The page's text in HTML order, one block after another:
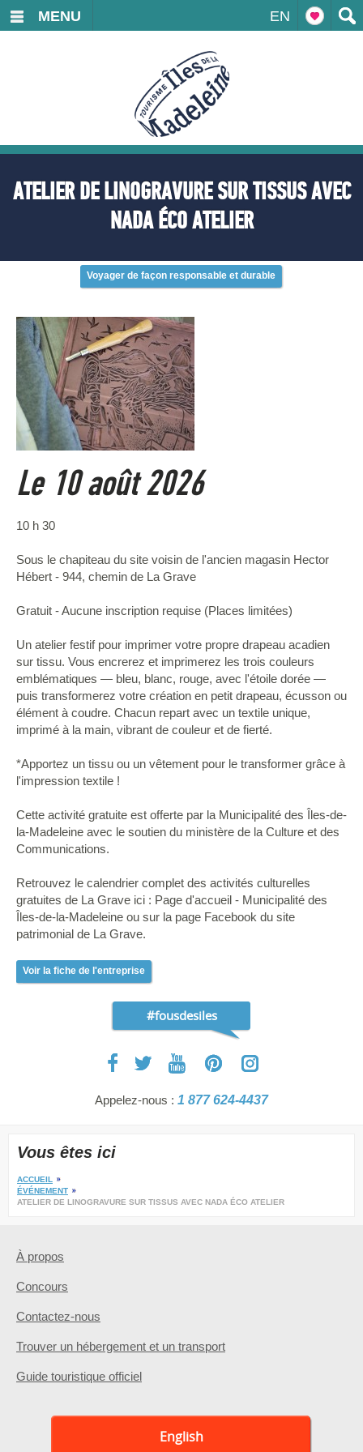
EN
MENU
ATELIER DE LINOGRAVURE SUR TISSUS AVEC
NADA ÉCO ATELIER
Voyager de façon responsable et durable
Le 10 août 2026
10 h 30
Sous le chapiteau du site voisin de l'ancien magasin Hector
Hébert - 944, chemin de La Grave
Gratuit - Aucune inscription requise (Places limitées)
Un atelier festif pour imprimer votre propre drapeau acadien
sur tissu. Vous encrerez et imprimerez les trois couleurs
emblématiques — bleu, blanc, rouge, avec l'étoile dorée —
puis transformerez votre création en petit drapeau, écusson ou
élément à coudre. Chacun repart avec un textile unique,
imprimé à la main, vibrant de couleur et de fierté.
*Apportez un tissu ou un vêtement pour le transformer grâce à
l'impression textile !
Cette activité gratuite est offerte par la Municipalité des Îles-de-
la-Madeleine avec le soutien du ministère de la Culture et des
Communications.
Retrouvez le calendrier complet des activités culturelles
gratuites de La Grave ici : Page d'accueil - Municipalité des
Îles-de-la-Madeleine ou sur la page Facebook du site
patrimonial de La Grave.
Voir la fiche de l'entreprise
#fousdesiles
Appelez-nous : 1 877 624-4437
Vous êtes ici
ACCUEIL
ÉVÉNEMENT
ATELIER DE LINOGRAVURE SUR TISSUS AVEC NADA ÉCO ATELIER
À propos
Concours
Contactez-nous
Trouver un hébergement et un transport
Guide touristique officiel
English